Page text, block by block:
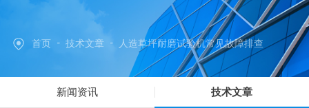
产品中心
新闻中心
技术文章
首页 - 技术文章 - 人造草坪耐磨试验机常见故障排查
新闻资讯 技术文章